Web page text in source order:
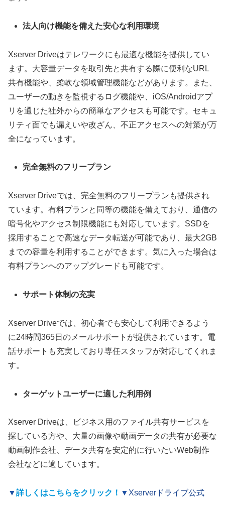
法人向け機能を備えた安心な利用環境
Xserver Driveはテレワークにも最適な機能を提供してい
ます。大容量データを取引先と共有する際に便利なURL
共有機能や、柔軟な領域管理機能などがあります。また、
ユーザーの動きを監視するログ機能や、iOS/Androidアプ
リを通じた社外からの簡単なアクセスも可能です。セキュ
リティ面でも漏えいや改ざん、不正アクセスへの対策が万
全になっています。
完全無料のフリープラン
Xserver Driveでは、完全無料のフリープランも提供され
ています。有料プランと同等の機能を備えており、通信の
暗号化やアクセス制限機能にも対応しています。SSDを
採用することで高速なデータ転送が可能であり、最大2GB
までの容量を利用することができます。気に入った場合は
有料プランへのアップグレードも可能です。
サポート体制の充実
Xserver Driveでは、初心者でも安心して利用できるよう
に24時間365日のメールサポートが提供されています。電
話サポートも充実しており専任スタッフが対応してくれま
す。
ターゲットユーザーに適した利用例
Xserver Driveは、ビジネス用のファイル共有サービスを
探している方や、大量の画像や動画データの共有が必要な
動画制作会社、データ共有を安定的に行いたいWeb制作
会社などに適しています。
▼詳しくはこちらをクリック！ ▼ Xserverドライブ公式